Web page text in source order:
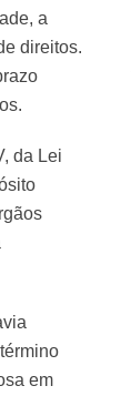
a
direitos.
da Lei
em